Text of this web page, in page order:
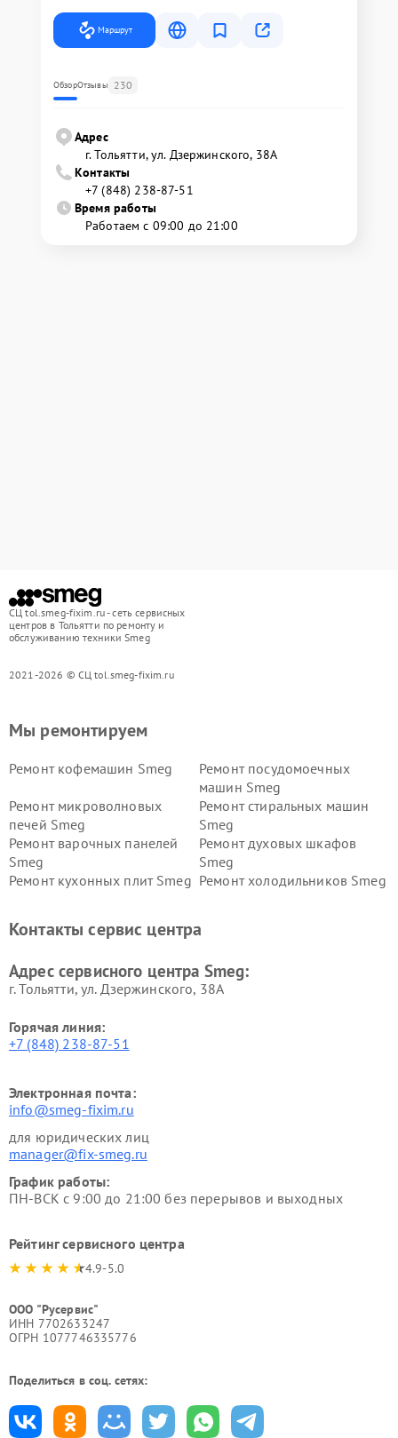
Маршрут
ОбзорОтзывы 230
Адрес
г. Тольятти, ул. Дзержинского, 38А
Контакты
+7 (848) 238-87-51
Время работы
Работаем с 09:00 до 21:00
СЦ tol.smeg-fixim.ru - сеть сервисных
центров в Тольятти по ремонту и
обслуживанию техники Smeg
2021-2026 © СЦ tol.smeg-fixim.ru
Мы ремонтируем
Ремонт кофемашин Smeg
Ремонт посудомоечных
машин Smeg
Ремонт микроволновых
печей Smeg
Ремонт стиральных машин
Smeg
Ремонт варочных панелей
Smeg
Ремонт духовых шкафов
Smeg
Ремонт кухонных плит Smeg Ремонт холодильников Smeg
Контакты сервис центра
Адрес сервисного центра Smeg:
г. Тольятти, ул. Дзержинского, 38А
Горячая линия:
+7 (848) 238-87-51
Электронная почта:
info@smeg-fixim.ru
для юридических лиц
manager@fix-smeg.ru
График работы:
ПН-ВСК с 9:00 до 21:00 без перерывов и выходных
Рейтинг сервисного центра
4.9-5.0
ООО "Русервис"
ИНН 7702633247
ОГРН 1077746335776
Поделиться в соц. сетях: